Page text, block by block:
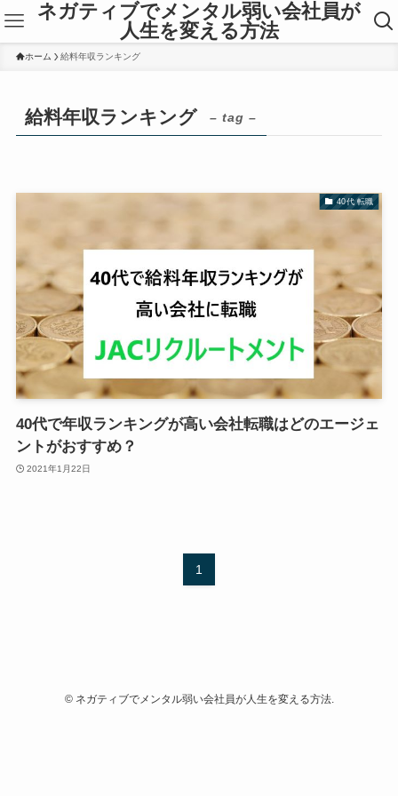
ネガティブでメンタル弱い会社員が
人生を変える方法
ホーム 給料年収ランキング
給料年収ランキング – tag –
40代 転職
40代で年収ランキングが高い会社転職はどのエージェ
ントがおすすめ？
2021年1月22日
1
©ネガティブでメンタル弱い会社員が人生を変える方法.